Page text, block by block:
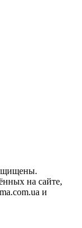
на сайте,
и